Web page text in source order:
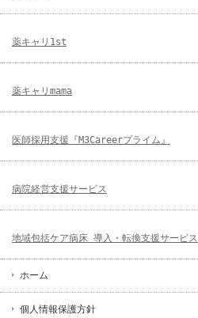
薬キャリ1st
薬キャリmama
医師採用支援『M3Careerプライム』
病院経営支援サービス
地域包括ケア病床 導入・転換支援サービス
ホーム
個人情報保護方針